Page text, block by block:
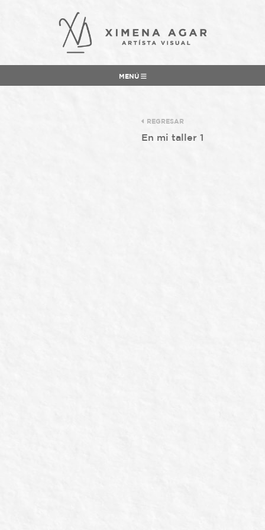
MENÚ
REGRESAR
En mi taller 1